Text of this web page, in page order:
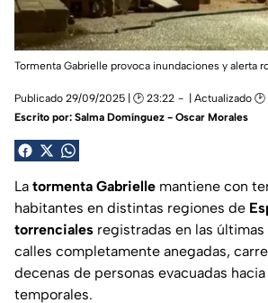
Tormenta Gabrielle provoca inundaciones y alerta
Publicado 29/09/2025 | 🕑 23:22 | Actualizado 🕑
Escrito por: Salma Domínguez - Oscar Morales
La tormenta Gabrielle mantiene con
habitantes en distintas regiones de
torrenciales registradas en las últimas
calles completamente anegadas,
decenas de personas evacuadas
temporales.